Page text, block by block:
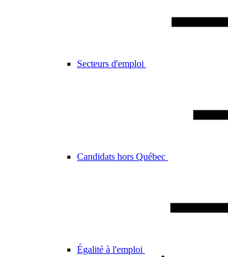
Secteurs d'emploi
Candidats hors Québec
Égalité à l'emploi